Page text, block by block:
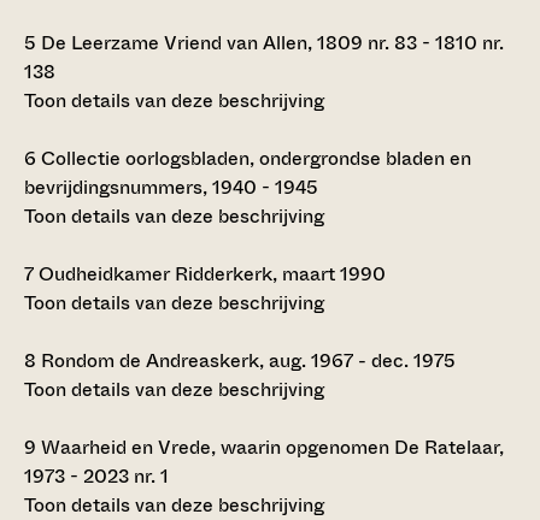
5 De Leerzame Vriend van Allen, 1809 nr. 83 - 1810 nr.
138
Toon details van deze beschrijving
6 Collectie oorlogsbladen, ondergrondse bladen en
bevrijdingsnummers, 1940 - 1945
Toon details van deze beschrijving
7Oudheidkamer Ridderkerk, maart 1990
Toon details van deze beschrijving
8 Rondom de Andreaskerk, aug. 1967 - dec. 1975
Toon details van deze beschrijving
9 Waarheid en Vrede, waarin opgenomen De Ratelaar,
1973 - 2023 nr. 1
Toon details van deze beschrijving